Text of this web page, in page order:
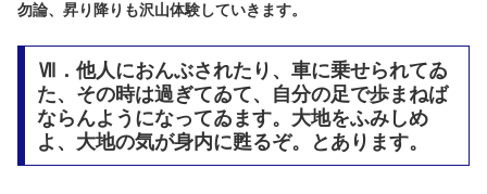
勿論、昇り降りも沢山体験していきます。
Ⅶ．他人におんぶされたり、車に乗せられてゐ
た、その時は過ぎてゐて、自分の足で歩まねば
ならんようになってゐます。大地をふみしめ
よ、大地の気が身内に甦るぞ。とあります。